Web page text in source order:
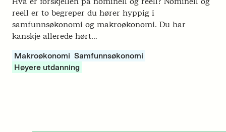
reell er to begreper du hører hyppig i
samfunnsøkonomi og makroøkonomi. Du har
kanskje allerede hørt…
Makroøkonomi Samfunnsøkonomi
Høyere utdanning